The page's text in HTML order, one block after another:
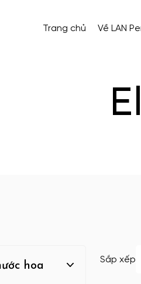
Trang chủ Về LAN
hoa
Sắp xếp